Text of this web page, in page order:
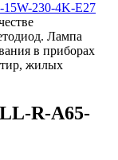
230-4K-E27
Лампа
в приборах
жилых
R-A65-